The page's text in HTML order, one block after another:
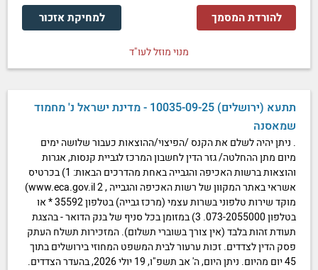
להורדת המסמך למחיקת אזכור
מנוי מוזל לעו"ד
תתעא (ירושלים) 10035-09-25 - מדינת ישראל נ' מחמוד
שמאסנה
. ניתן יהיה לשלם את הקנס /הפיצוי/ההוצאות כעבור שלושה ימים
מיום מתן ההחלטה/ גזר הדין לחשבון המרכז לגביית קנסות, אגרות
והוצאות ברשות האכיפה והגבייה באחת מהדרכים הבאות: 1) בכרטיס
אשראי באתר המקוון של רשות האכיפה והגבייה , www.eca.gov.il 2)
מוקד שירות טלפוני בשרות עצמי (מרכז גבייה) בטלפון 35592 * או
בטלפון 073-2055000. 3) במזומן בכל סניף של בנק הדואר - בהצגת
תעודת זהות בלבד (אין צורך בשוברי תשלום). המזכירות תשלח העתק
פסק הדין לצדדים. זכות ערעור לבית המשפט המחוזי בירושלים בתוך
45 יום מהיום. ניתן היום, ה' אב תשפ"ו, 19 יולי 2026, בהעדר הצדדים.